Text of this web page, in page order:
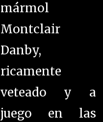
mármol
Montclair
Danby,
ricamente
veteado y a
juego en las